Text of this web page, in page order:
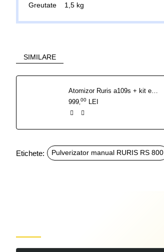
Greutate 1,5 kg
SIMILARE
999 00 LEI
Etichete: Pulverizator manual RURIS RS 800